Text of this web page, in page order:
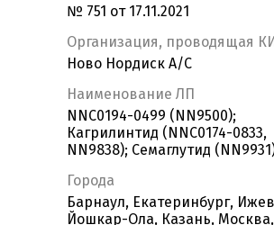
№ 751 от 17.11.2021
Организация, проводящая КИ
Ново Нордиск А/С
Наименование ЛП
NNC0194-0499 (NN9500);
Кагрилинтид (NNC0174-0833,
NN9838); Семаглутид
Города
Барнаул, Екатеринбург,
Йошкар-Ола, Казань, Москва,